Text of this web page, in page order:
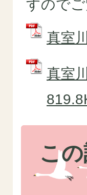
すのでご
真室
真室
こ